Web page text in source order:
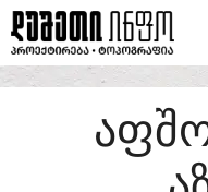
SKIP
TO
CONTENT